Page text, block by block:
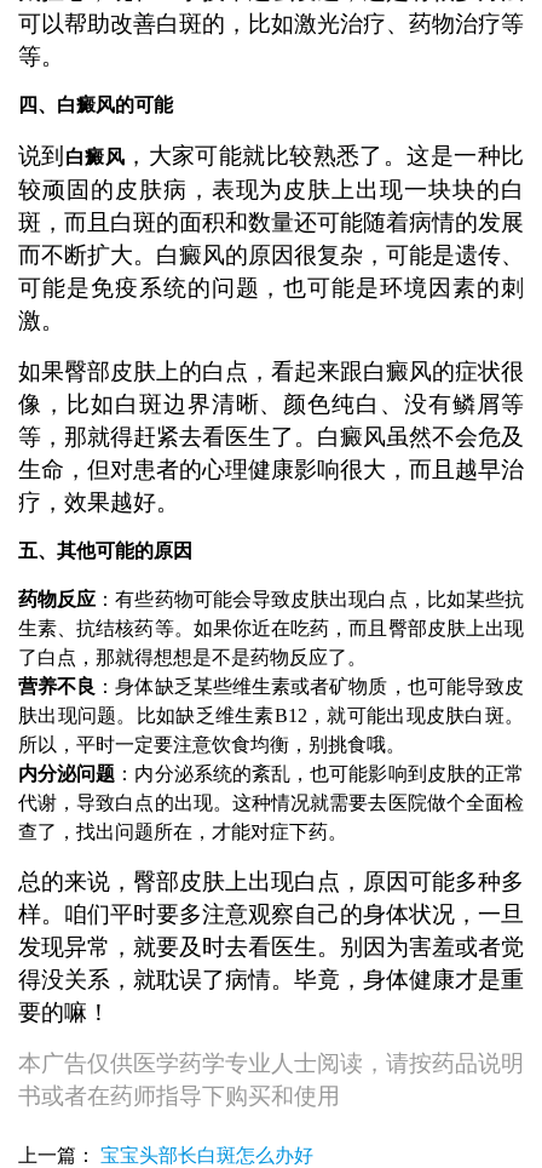
可以帮助改善白斑的，比如激光治疗、药物治疗等
等。
四、白癜风的可能
说到 白癜风 ，大家可能就比较熟悉了。这是一种比
较顽固的皮肤病，表现为皮肤上出现一块块的白
斑，而且白斑的面积和数量还可能随着病情的发展
而不断扩大。白癜风的原因很复杂，可能是遗传、
可能是免疫系统的问题，也可能是环境因素的刺
激。
如果臀部皮肤上的白点，看起来跟白癜风的症状很
像，比如白斑边界清晰、颜色纯白、没有鳞屑等
等，那就得赶紧去看医生了。白癜风虽然不会危及
生命，但对患者的心理健康影响很大，而且越早治
疗，效果越好。
五、其他可能的原因
药物反应 ：有些药物可能会导致皮肤出现白点，比如某些抗
生素、抗结核药等。如果你近在吃药，而且臀部皮肤上出现
了白点，那就得想想是不是药物反应了。
营养不良 ：身体缺乏某些维生素或者矿物质，也可能导致皮
肤出现问题。比如缺乏维生素B12，就可能出现皮肤白斑。
所以，平时一定要注意饮食均衡，别挑食哦。
内分泌问题 ：内分泌系统的紊乱，也可能影响到皮肤的正常
代谢，导致白点的出现。这种情况就需要去医院做个全面检
查了，找出问题所在，才能对症下药。
总的来说，臀部皮肤上出现白点，原因可能多种多
样。咱们平时要多注意观察自己的身体状况，一旦
发现异常，就要及时去看医生。别因为害羞或者觉
得没关系，就耽误了病情。毕竟，身体健康才是重
要的嘛！
本广告仅供医学药学专业人士阅读，请按药品说明
书或者在药师指导下购买和使用
上一篇： 宝宝头部长白斑怎么办好